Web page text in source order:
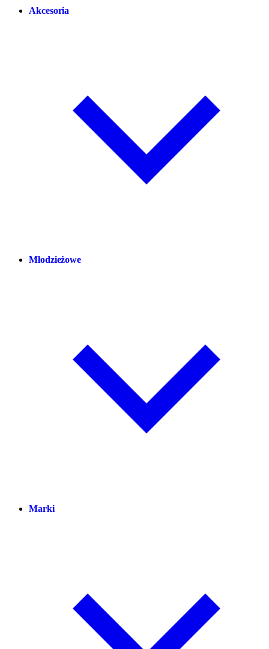
Akcesoria
Młodzieżowe
Marki